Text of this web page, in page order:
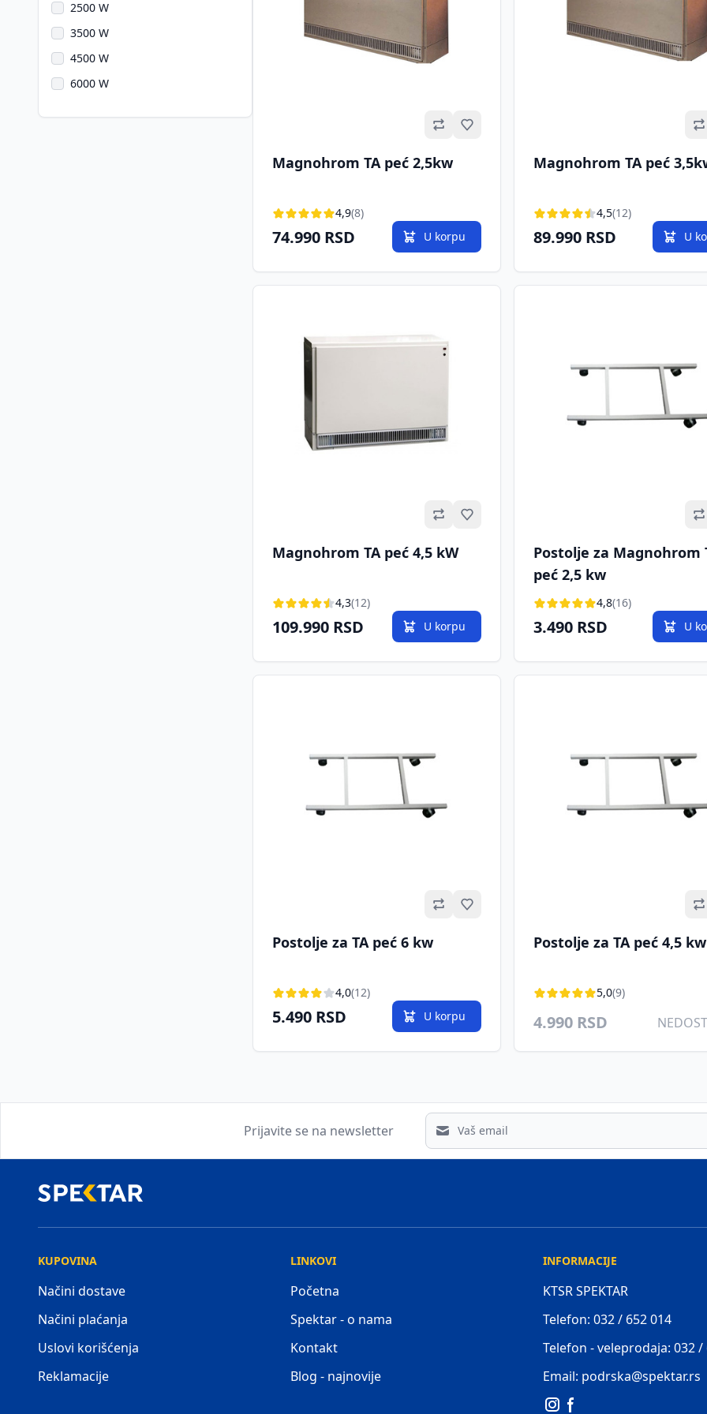
2500 W
3500 W
4500 W
6000 W
Omiljeno
Magnohrom TA peć 2,5kw
4,9(8)
74.990 RSD U korpu
Magnohrom TA peć
4,5(12)
89.990 RSD U
Omiljeno
Magnohrom TA peć 4,5 kW
4,3(12)
109.990 RSD U korpu
Postolje za Magnohrom
peć 2,5 kw
4,8(16)
3.490 RSD U
Omiljeno
Postolje za TA peć 6 kw
4,0(12)
5.490 RSD U korpu
Postolje za TA peć 4,5 kw
5,0(9)
4.990 RSD
Prijavite se na newsletter
Email address
KUPOVINA
Načini dostave
Načini plaćanja
Uslovi korišćenja
Reklamacije
LINKOVI
Početna
Spektar - o nama
Kontakt
Blog - najnovije
INFORMACIJE
KTSR SPEKTAR
Telefon: 032 / 652 014
Telefon - veleprodaja: 032 /
Email: podrska@spektar.rs